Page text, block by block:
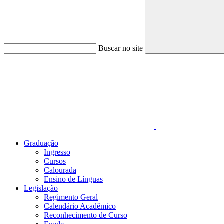
Buscar no site
Graduação
Ingresso
Cursos
Calourada
Ensino de Línguas
Legislação
Regimento Geral
Calendário Acadêmico
Reconhecimento de Curso